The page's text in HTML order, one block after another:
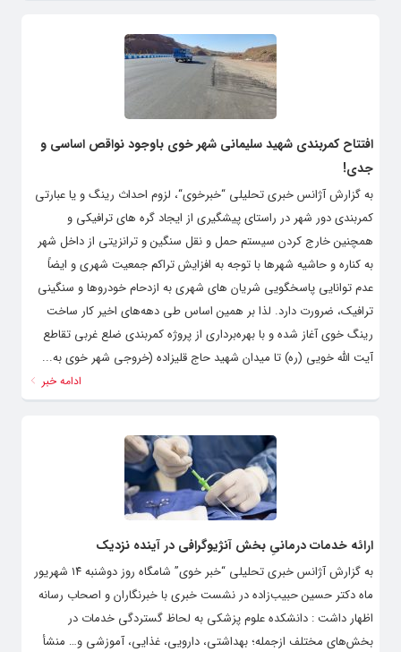
افتتاح کمربندی شهید سلیمانی شهر خوی باوجود نواقص اساسی و
جدی!
به گزارش آژانس خبری تحلیلی “خبرخوی“، لزوم احداث رینگ و یا عبارتی
کمربندی دور شهر در راستای پیشگیری از ایجاد گره های ترافیکی و
همچنین خارج کردن سیستم حمل و نقل سنگین و ترانزیتی از داخل شهر
به کناره و حاشیه شهرها با توجه به افزایش تراکم جمعیت شهری و ایضاً
عدم توانایی پاسخگویی شریان های شهری به ازدحام خودروها و سنگینی
ترافیک، ضرورت دارد. لذا بر همین اساس طی دهه‌های اخیر کار ساخت
رینگ خوی آغاز شده و با بهره‌برداری از پروژه کمربندی ضلع غربی تقاطع
آیت الله خویی (ره) تا میدان شهید حاج قلیزاده (خروجی شهر خوی به...
ادامه خبر
ارائه خدمات درمانیِ بخش آنژیوگرافی در آینده نزدیک
به گزارش آژانس خبری تحلیلی “خبر خوی” شامگاه روز دوشنبه ۱۴ شهریور
ماه دکتر حسین حبیب‌زاده در نشست خبری با خبرنگاران و اصحاب رسانه
اظهار داشت : دانشکده علوم پزشکی به لحاظ گستردگی خدمات در
بخش‌های مختلف ازجمله؛ بهداشتی، دارویی، غذایی، آموزشی و… منشأ